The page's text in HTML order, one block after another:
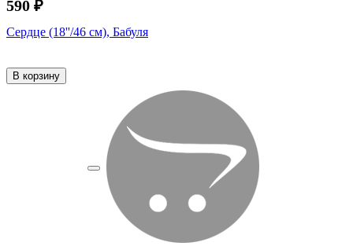
590 ₽
Сердце (18''/46 см), Бабуля
В корзину